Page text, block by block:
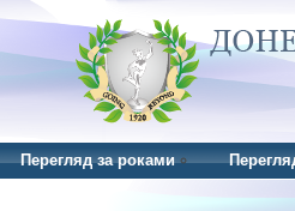
Перегляд за роками